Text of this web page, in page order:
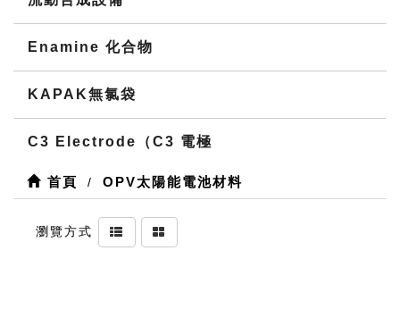
Enamine 化合物
KAPAK無氯袋
C3 Electrode（C3 電極
首頁 OPV太陽能電池材料
瀏覽方式